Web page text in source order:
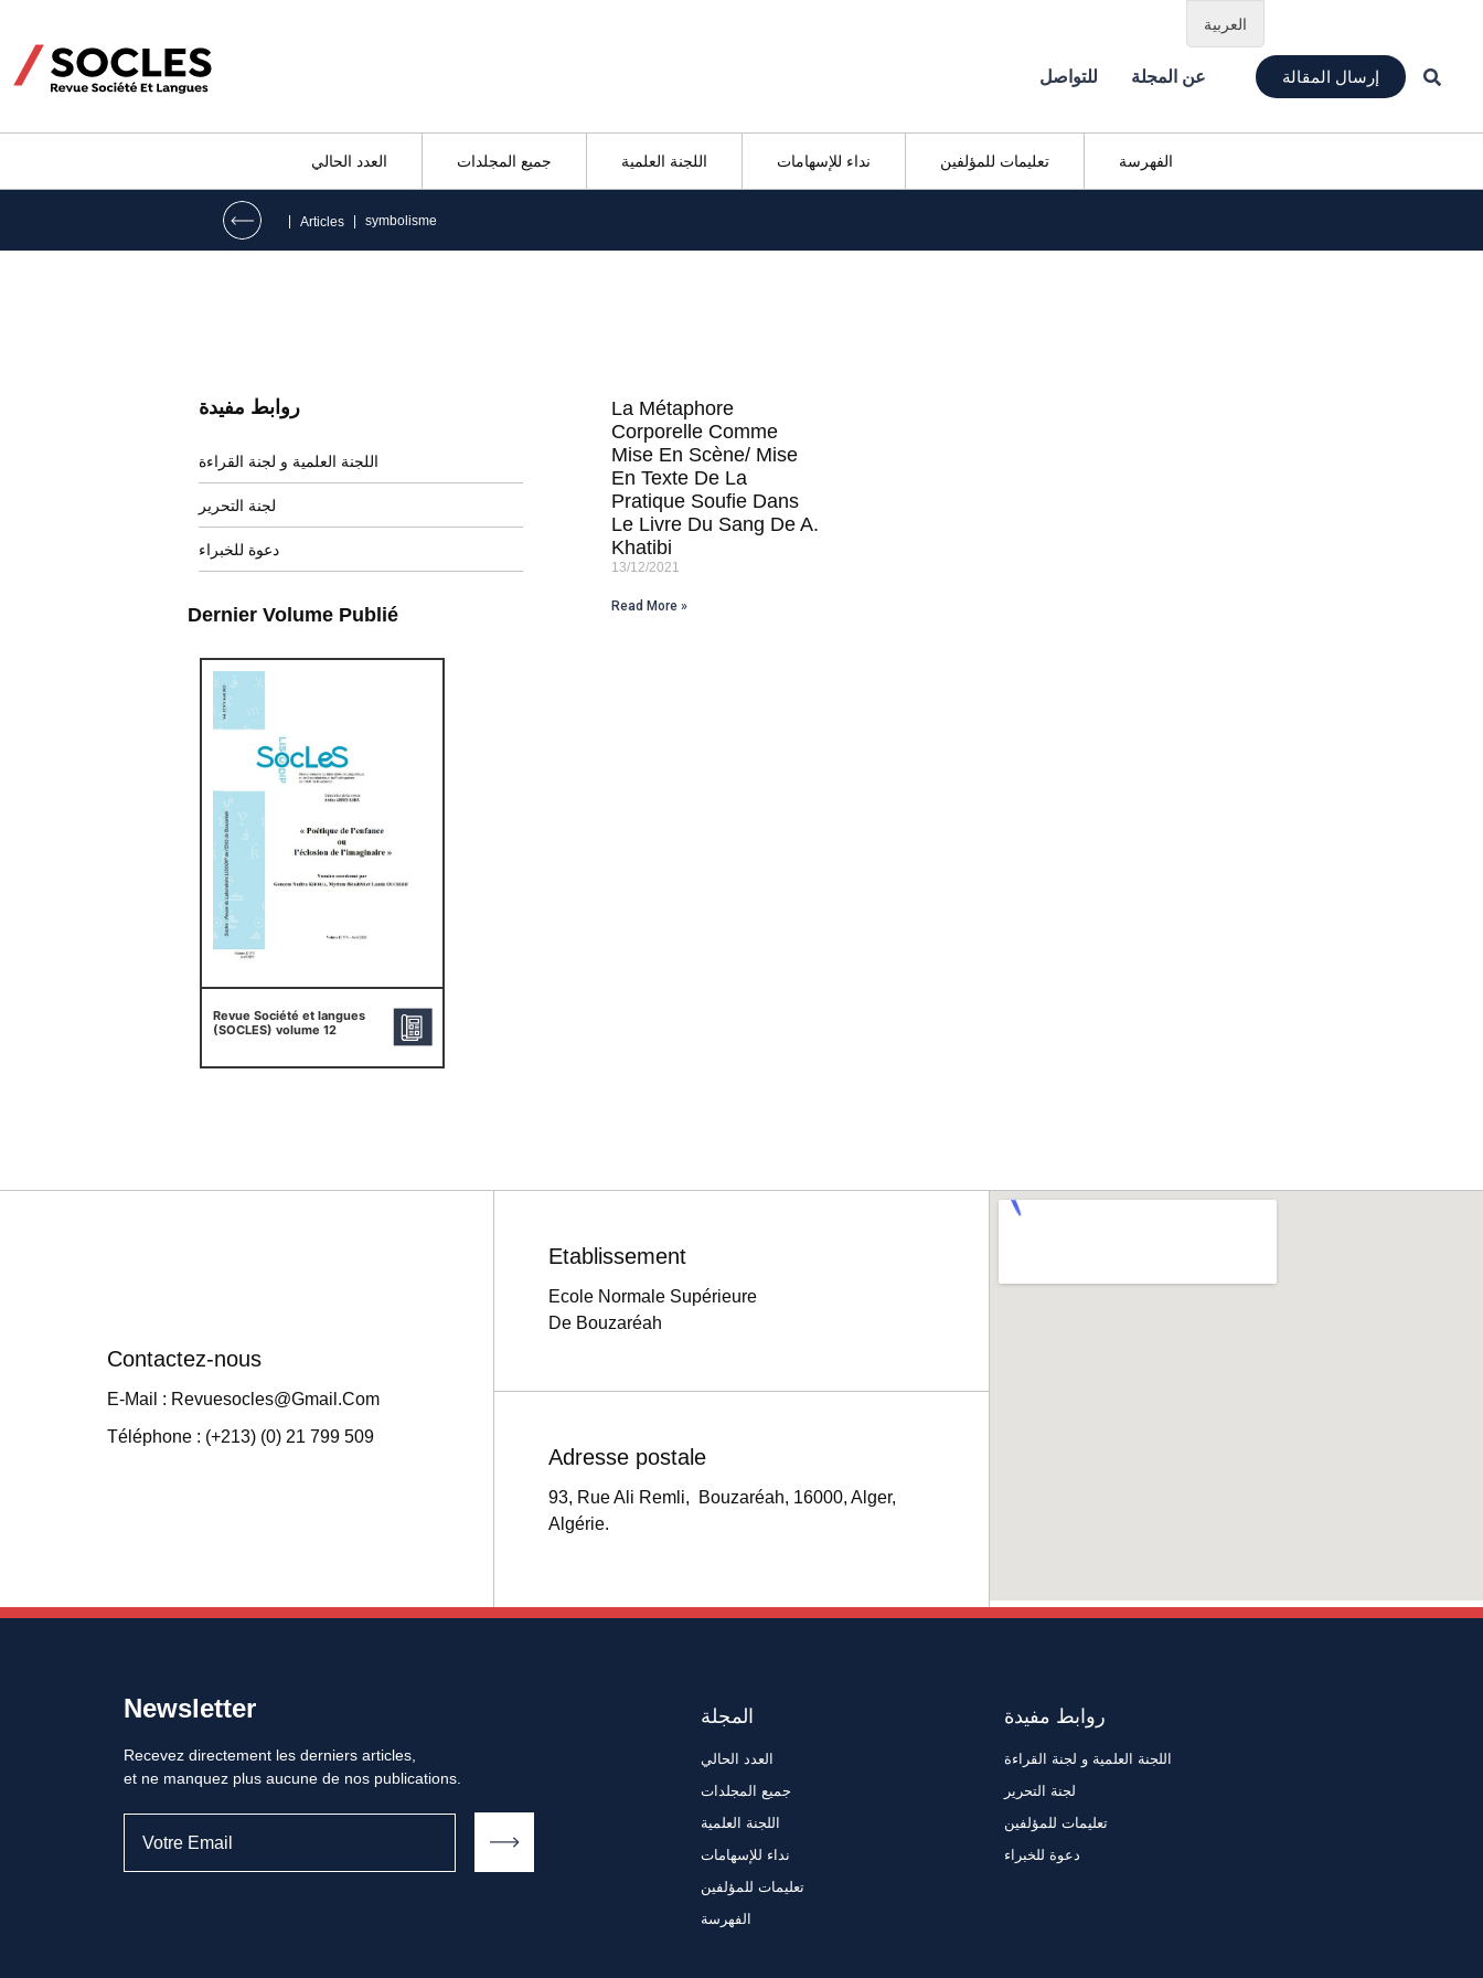
للتواصل عن المجلة إرسال المقالة
العدد الحالي جميع المجلدات اللجنة العلمية نداء للإسهامات تعليمات للمؤلفين الفهرسة
| Articles | symbolisme
روابط مفيدة
اللجنة العلمية و لجنة القراءة
لجنة التحرير
دعوة للخبراء
Dernier Volume Publié
Revue Société et langues
(SOCLES) volume 12
La Métaphore
Corporelle Comme
Mise En Scène/ Mise
En Texte De La
Pratique Soufie Dans
Le Livre Du Sang De A.
Khatibi
13/12/2021
Read More »
Contactez-nous
E-Mail : Revuesocles@gmail.com
Téléphone : (+213) (0) 21 799 509
Etablissement
Ecole Normale Supérieure
De Bouzaréah
Adresse postale
93, Rue Ali Remli, Bouzaréah, 16000, Alger,
Algérie.
Newsletter
Recevez directement les derniers articles,
et ne manquez plus aucune de nos publications.
المجلة
العدد الحالي
جميع المجلدات
اللجنة العلمية
نداء للإسهامات
تعليمات للمؤلفين
الفهرسة
روابط مفيدة
اللجنة العلمية و لجنة القراءة
لجنة التحرير
تعليمات للمؤلفين
دعوة للخبراء
العربية